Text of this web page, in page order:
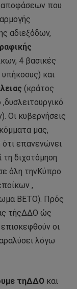
αποφάσεων που
αδιεξόδων,
4 βασικές
και
(κράτος
Οι κυβερνήσεις
μας,
επανενώνει
τη διχοτόμηση
όλη τηνΚύπρο
,
ΒΕΤΟ). Πρός
τήςΔΔΟ ώς
οι
λόγω
τηΔΔΟ και